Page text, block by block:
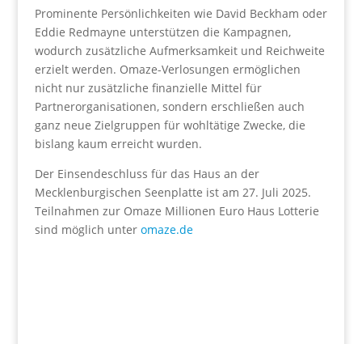
Prominente Persönlichkeiten wie David Beckham oder
Eddie Redmayne unterstützen die Kampagnen,
wodurch zusätzliche Aufmerksamkeit und Reichweite
erzielt werden. Omaze-Verlosungen ermöglichen
nicht nur zusätzliche finanzielle Mittel für
Partnerorganisationen, sondern erschließen auch
ganz neue Zielgruppen für wohltätige Zwecke, die
bislang kaum erreicht wurden.
Der Einsendeschluss für das Haus an der
Mecklenburgischen Seenplatte ist am 27. Juli 2025.
Teilnahmen zur Omaze Millionen Euro Haus Lotterie
sind möglich unteromaze.de